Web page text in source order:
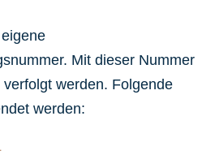
Mit dieser Nummer
werden. Folgende
werden: